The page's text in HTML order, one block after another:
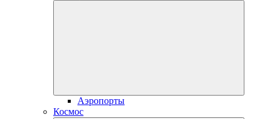
Аэропорты
Космос